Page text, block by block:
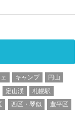
キャンプ
円山
定山渓
札幌駅
西区・琴似 豊平区